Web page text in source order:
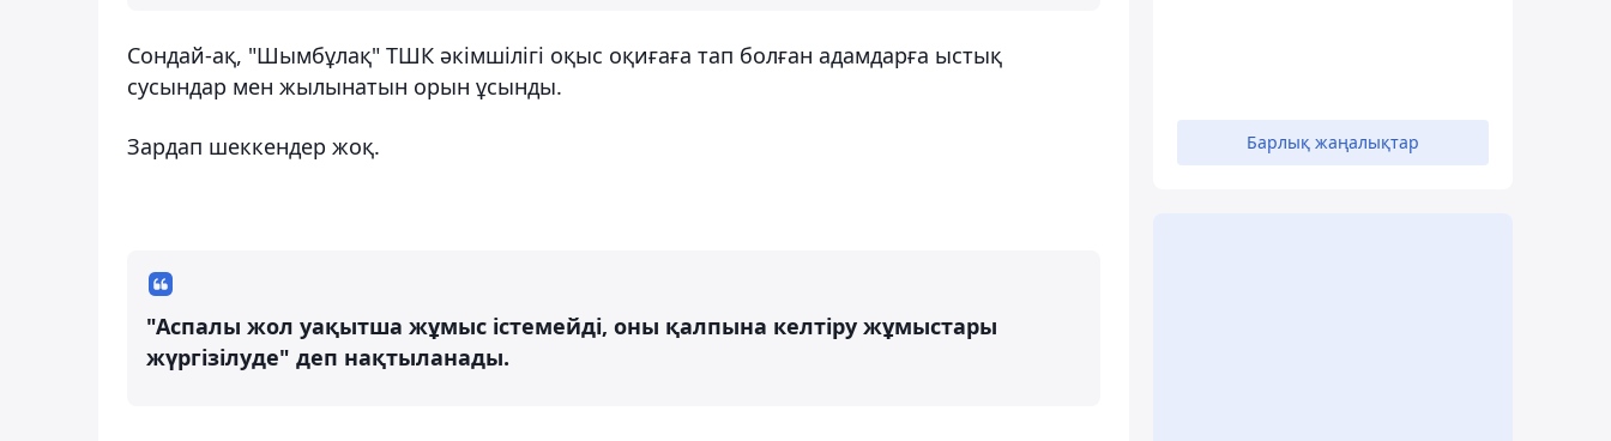
Сондай-ақ, "Шымбұлақ" ТШК әкімшілігі оқыс оқиғаға тап болған адамдарға ыстық
сусындар мен жылынатын орын ұсынды.
Зардап шеккендер жоқ.
"Аспалы жол уақытша жұмыс істемейді, оны қалпына келтіру жұмыстары
жүргізілуде" деп нақтыланады.
Барлық жаңалықтар